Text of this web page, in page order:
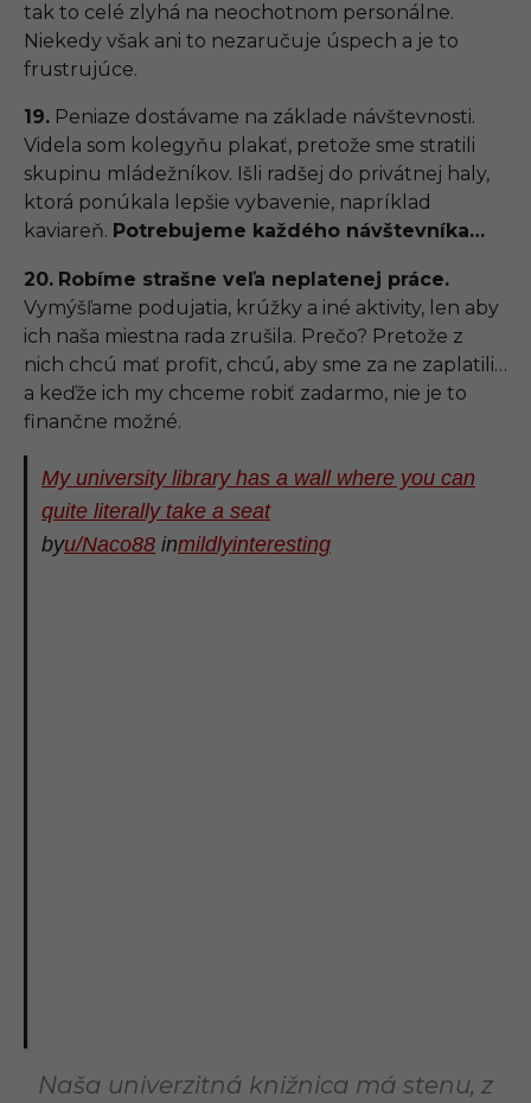
tak to celé zlyhá na neochotnom personálne.
Niekedy však ani to nezaručuje úspech a je to
frustrujúce.
19. Peniaze dostávame na základe návštevnosti.
Videla som kolegyňu plakať, pretože sme stratili
skupinu mládežníkov. Išli radšej do privátnej haly,
ktorá ponúkala lepšie vybavenie, napríklad
kaviareň. Potrebujeme každého návštevníka…
20. Robíme strašne veľa neplatenej práce.
Vymýšľame podujatia, krúžky a iné aktivity, len aby
ich naša miestna rada zrušila. Prečo? Pretože z
nich chcú mať profit, chcú, aby sme za ne zaplatili…
a keďže ich my chceme robiť zadarmo, nie je to
finančne možné.
My university library has a wall where you can
quite literally take a seat
byu/Naco88 inmildlyinteresting
Naša univerzitná knižnica má stenu, z